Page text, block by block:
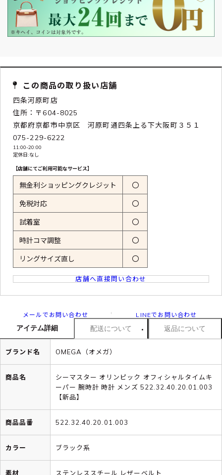
この商品の取り扱い店舗
四条河原町店
住所：〒604-8025
京都府京都市中京区 河原町通四条上る下大阪町３５１
075-229-6222
11:00-20:00
定休日:なし
【店舗にてご利用可能なサービス】
無金利ショッピングクレジット 〇
免税対応 〇
試着室 〇
時計コマ調整 〇
リングサイズ直し 〇
店舗へ直接問い合わせ
メールでお問い合わせ LINEでお問い合わせ
アイテム詳細 配送について 返品について
ブランド名 OMEGA（オメガ）
商品名
シーマスター オリンピック オフィシャルタイムキ
ーパー 腕時計 時計 メンズ 522.32.40.20.01.003
【新品】
商品品番 522.32.40.20.01.003
カラー ブラック系
素材 ステンレススチール レザーベルト